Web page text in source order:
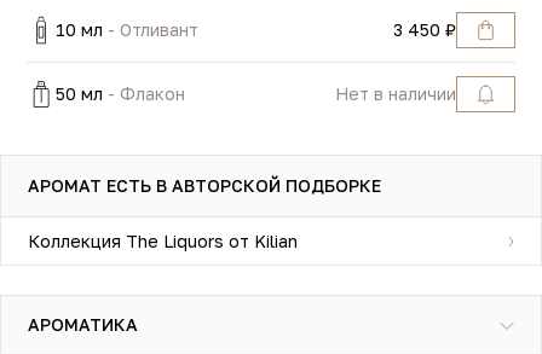
10 мл - Отливант 3 450 ₽
50 мл - Флакон Нет в наличии
АРОМАТ ЕСТЬ В АВТОРСКОЙ ПОДБОРКЕ
Коллекция The Liquors от Kilian
АРОМАТИКА